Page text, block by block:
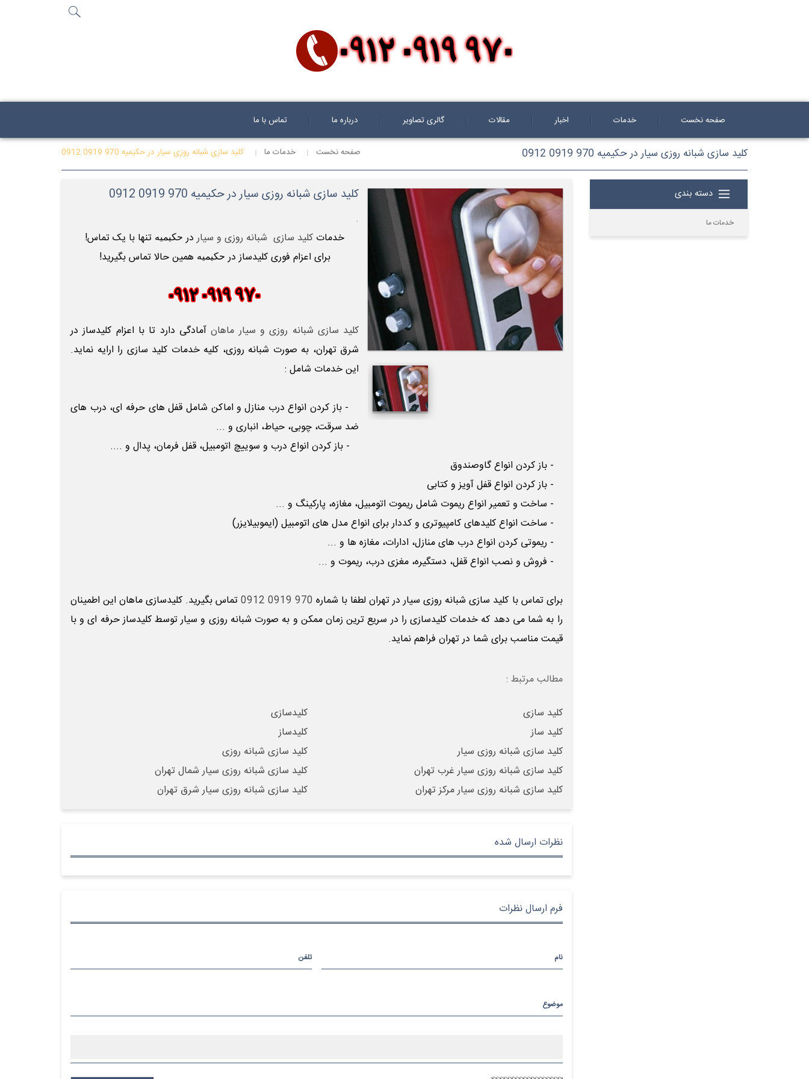
صفحه نخست خدمات اخبار مقالات گالری تصاویر درباره ما تماس با ما
کلید سازی شبانه روزی سیار در حکیمیه 970 0919 0912 صفحه نخست خدمات ما کلید سازی شبانه روزی سیار در حکیمیه 970 0919 0912
دسته بندی
خدمات ما
کلید سازی شبانه روزی سیار در حکیمیه 970 0919 0912
.
خدمات کلید سازی شبانه روزی و سیاردر حکیمیه تنها با یک تماس!
برای اعزام فوری کلیدساز در حکیمیه همین حالا تماس بگیرید!
کلید سازی شبانه روزی و سیار ماهانآمادگی دارد تا با اعزام کلیدساز در
شرق تهران، به صورت شبانه روزی، کلیه خدمات کلید سازی را ارایه نماید.
این خدمات شامل :
- باز کردن انواع درب منازل و اماکن شامل قفل های حرفه ای، درب های
ضد سرقت، چوبی، حیاط، انباری و ...
- باز کردن انواع درب و سوییچ اتومبیل، قفل فرمان، پدال و ....
- باز کردن انواع گاوصندوق
- باز کردن انواع قفل آویز و کتابی
- ساخت و تعمیر انواع ریموت شامل ریموت اتومبیل، مغازه، پارکینگ و ...
- ساخت انواع کلیدهای کامپیوتری و کددار برای انواع مدل های اتومبیل (ایموبیلایزر)
- ریموتی کردن انواع درب های منازل، ادارات، مغازه ها و ...
- فروش و نصب انواع قفل، دستگیره، مغزی درب، ریموت و ...
برای تماس با کلید سازی شبانه روزی سیاردر تهران لطفا با شماره 970 0919 0912 تماسبگیرید. کلیدسازی ماهان این اطمینان
را به شما می دهد که خدمات کلیدسازی را در سریع ترین زمان ممکن و به صورت شبانه روزی و سیار توسط کلیدساز حرفه ای و با
قیمت مناسب برای شما در تهران فراهم نماید.
مطالب مرتبط :
کلید سازی
کلیدسازی
کلید ساز
کلیدساز
کلید سازی شبانه روزی سیار
کلید سازی شبانه روزی
کلید سازی شبانه روزی سیار غرب تهران
کلید سازی شبانه روزی سیار شمال تهران
کلید سازی شبانه روزی سیار مرکز تهران
کلید سازی شبانه روزی سیار شرق تهران
نظرات ارسال شده
فرم ارسال نظرات
نام تلفن
موضوع